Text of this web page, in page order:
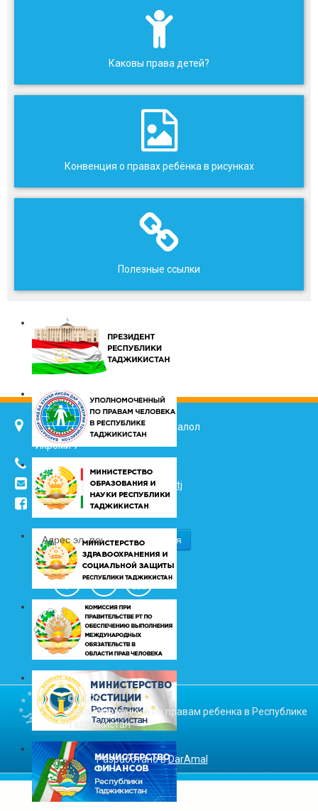
Каковы права детей?
Конвенция о правах ребёнка в рисунках
Полезные ссылки
734025, г. Душанбе, улица Джалол
Икроми 7
(+992 37) 2217352
info@vhk.tj
info@ombudsman.tj
/kudakon
© 2026
Уполномоченный по правам ребенка в Республике
Таджикистан
Разработано вDarAmal